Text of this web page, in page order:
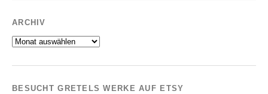
ARCHIV
Archiv
BESUCHT GRETELS WERKE AUF ETSY